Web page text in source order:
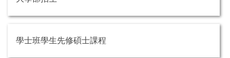
學士班學生先修碩士課程